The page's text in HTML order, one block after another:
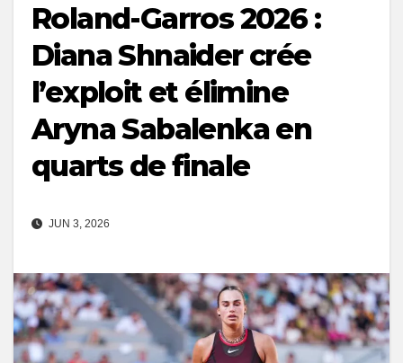
Roland-Garros 2026 :
Diana Shnaider crée
l’exploit et élimine
Aryna Sabalenka en
quarts de finale
JUN 3, 2026